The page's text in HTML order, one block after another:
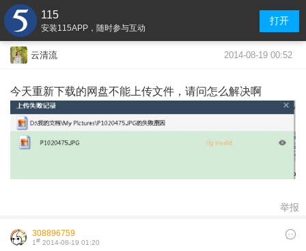
115
安装115APP，随时参与互动
打开
云清流 2014-08-19 00:52
今天重新下载的网盘不能上传文件，请问怎么解决啊
举报
308896759
1# 2014-08-19 01:20